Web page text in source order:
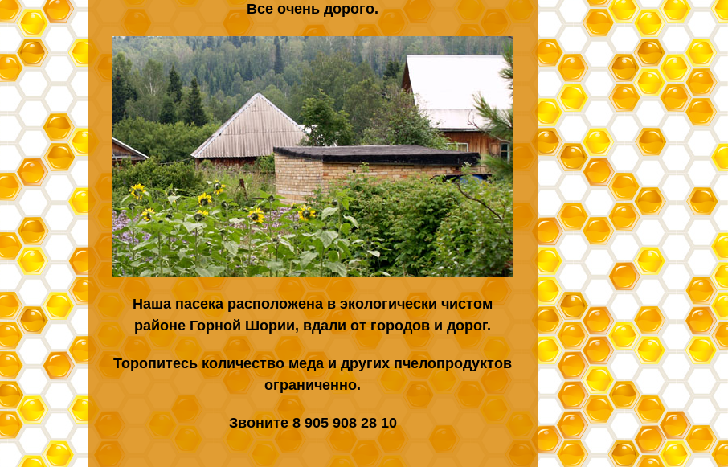
Все очень дорого.
Наша пасека расположена в экологически чистом
районе Горной Шории, вдали от городов и дорог.
Торопитесь количество меда и других пчелопродуктов
ограниченно.
Звоните 8 905 908 28 10